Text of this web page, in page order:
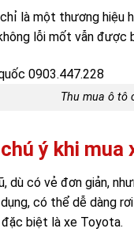
là một thương hiệu
lỗi mốt vẫn được
Thu mua ô tô
ý khi mua
dù có vẻ đơn giản,
có thể dễ dàng
biệt là xe Toyota.